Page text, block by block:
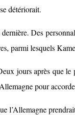
détériorait.
Des
parmi lesquels
jours après que
pour
l’Allemagne